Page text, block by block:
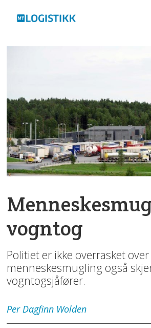
vogntog
Politiet er ikke overrasket
menneskesmugling også
vogntogsjåfører.
Per Dagfinn Wolden